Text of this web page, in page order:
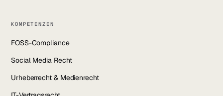
KOMPETENZEN
FOSS-Compliance
Social Media Recht
Urheberrecht & Medienrecht